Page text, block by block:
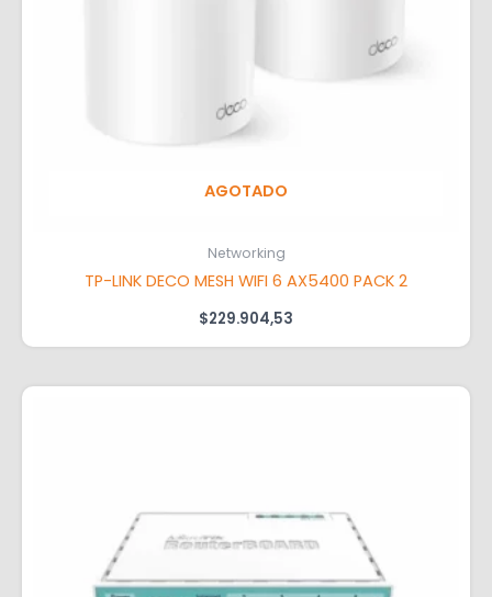
AGOTADO
Networking
TP-LINK DECO MESH WIFI 6 AX5400 PACK 2
$229.904,53